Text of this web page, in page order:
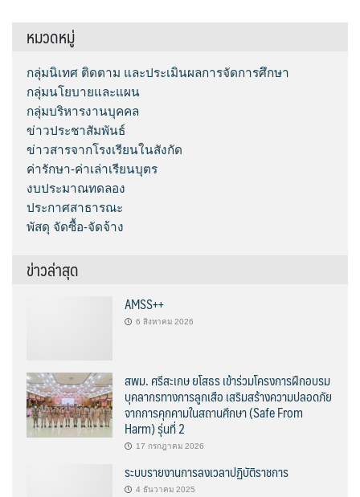
หมวดหมู่
กลุ่มนิเทศ ติดตาม และประเมินผลการจัดการศึกษา
กลุ่มนโยบายและแผน
กลุ่มบริหารงานบุคคล
ข่าวประชาสัมพันธ์
ข่าวสารจากโรงเรียนในสังกัด
ค่ารักษา-ค่าเล่าเรียนบุตร
งบประมาณทดลอง
ประกาศสาธารณะ
พัสดุ จัดซื้อ-จัดจ้าง
ข่าวล่าสุด
AMSS++
6 สิงหาคม 2026
สพม. ศรีสะเกษ ยโสธร เข้าร่วมโครงการฝึกอบรม
บุคลากรทางการลูกเสือ เสริมสร้างความปลอดภัย
จากการคุกคามในสถานศึกษา (Safe From
Harm) รุ่นที่ 2
17 กรกฎาคม 2026
ระบบรายงานการลงเวลาปฏิบัติราชการ
4 ธันวาคม 2025